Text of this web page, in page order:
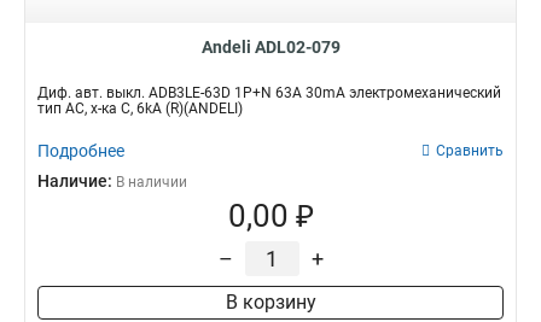
Andeli ADL02-079
Диф. авт. выкл. ADB3LE-63D 1P+N 63А 30mA электромеханический
тип AС, х-ка С, 6kA (R)(ANDELI)
Подробнее Сравнить
Наличие: В наличии
0,00 ₽
– +
В корзину